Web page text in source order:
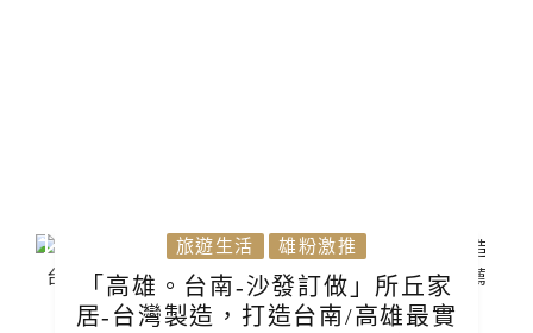
旅遊生活 雄粉激推
「高雄。台南-沙發訂做」所丘家
居-台灣製造，打造台南/高雄最實